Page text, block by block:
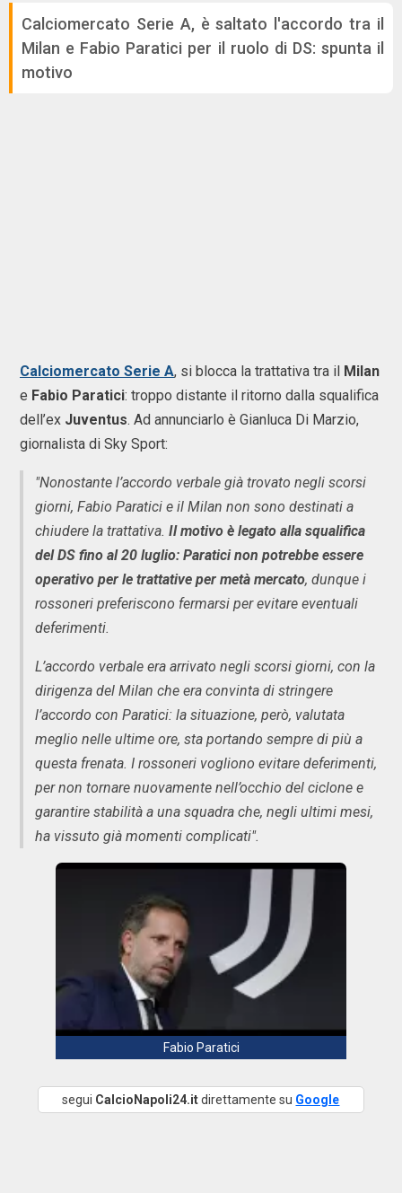
Calciomercato Serie A, è saltato l'accordo tra il
Milan e Fabio Paratici per il ruolo di DS: spunta il
motivo
Calciomercato Serie A, si blocca la trattativa tra il Milan
e Fabio Paratici: troppo distante il ritorno dalla squalifica
dell’ex Juventus. Ad annunciarlo è Gianluca Di Marzio,
giornalista di Sky Sport:
"Nonostante l’accordo verbale già trovato negli scorsi
giorni, Fabio Paratici e il Milan non sono destinati a
chiudere la trattativa. Il motivo è legato alla squalifica
del DS fino al 20 luglio: Paratici non potrebbe essere
operativo per le trattative per metà mercato, dunque i
rossoneri preferiscono fermarsi per evitare eventuali
deferimenti.
L’accordo verbale era arrivato negli scorsi giorni, con la
dirigenza del Milan che era convinta di stringere
l’accordo con Paratici: la situazione, però, valutata
meglio nelle ultime ore, sta portando sempre di più a
questa frenata. I rossoneri vogliono evitare deferimenti,
per non tornare nuovamente nell’occhio del ciclone e
garantire stabilità a una squadra che, negli ultimi mesi,
ha vissuto già momenti complicati".
Fabio Paratici
segui CalcioNapoli24.itdirettamente su Google